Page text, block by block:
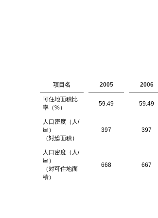
項目名 2005 2006
可住地面積比
率（%）
59.49 59.49
人口密度（人/
㎢）
（対総面積）
397 397
人口密度（人/
㎢）
（対可住地面
積）
668 667